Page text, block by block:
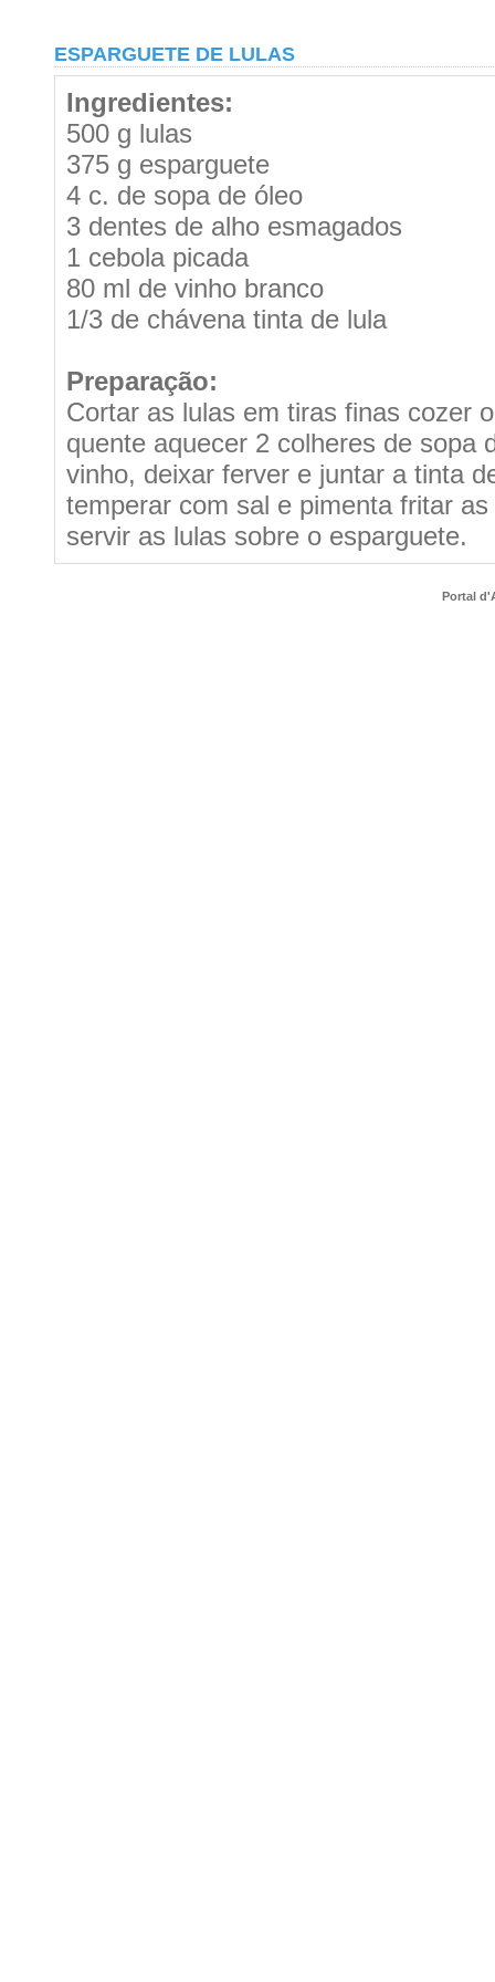
ESPARGUETE DE LULAS
Ingredientes:
500 g lulas
375 g esparguete
4 c. de sopa de óleo
3 dentes de alho esmagados
1 cebola picada
80 ml de vinho branco
1/3 de chávena tinta de lula
Preparação:
Cortar as lulas em tiras finas cozer
quente aquecer 2 colheres de sopa
vinho, deixar ferver e juntar a tinta
temperar com sal e pimenta fritar
servir as lulas sobre o esparguete.
Portal